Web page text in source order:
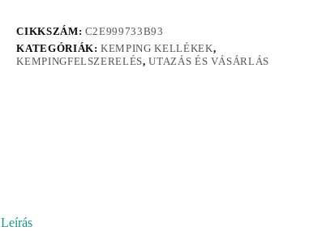
CIKKSZÁM: C2E999733B93
KATEGÓRIÁK:KEMPING KELLÉKEK,
KEMPINGFELSZERELÉS,UTAZÁS ÉS VÁSÁRLÁS
Leírás